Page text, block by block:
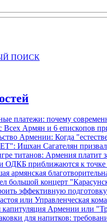
ПОИСК
платежи: почему
Всех Армян и 6 епископов
Армении: Когда
Ишхан Сагателян призвал
титанов: Армения платит
ОДКБ приближаются к точке
армянская
большой концерт
эффективную
или Управленческая
Армении или
для напитков: